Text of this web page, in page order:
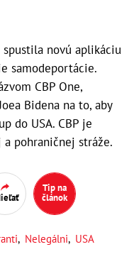
novú aplikáciu
samodeportácie.
CBP One,
Bidena na to, aby
do USA. CBP je
pohraničnej stráže.
Tip na
článok
, Nelegálni, USA